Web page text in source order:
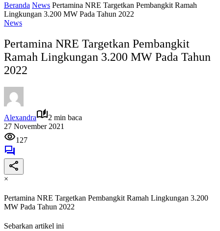
Beranda News Pertamina NRE Targetkan Pembangkit Ramah
Lingkungan 3.200 MW Pada Tahun 2022
News
Pertamina NRE Targetkan Pembangkit
Ramah Lingkungan 3.200 MW Pada Tahun
2022
Alexandra
2 min baca
27 November 2021
127
×
Pertamina NRE Targetkan Pembangkit Ramah Lingkungan 3.200
MW Pada Tahun 2022
Sebarkan artikel ini